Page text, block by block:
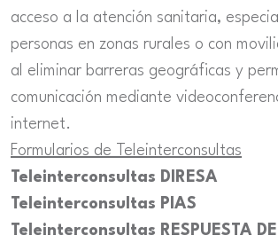
acceso a la atención sanitaria,
personas en zonas rurales o con
al eliminar barreras geográficas y
comunicación mediante
internet.
Formularios de Teleinterconsultas
Teleinterconsultas DIRESA
Teleinterconsultas PIAS
Teleinterconsultas RESPUESTA